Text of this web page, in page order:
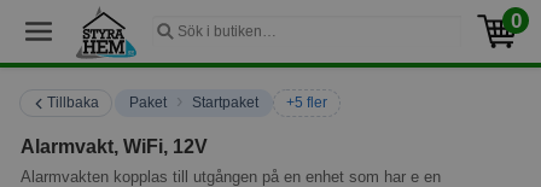
0
Tillbaka Paket › Startpaket +5 fler
Alarmvakt, WiFi, 12V
Alarmvakten kopplas till utgången på en enhet som har e en